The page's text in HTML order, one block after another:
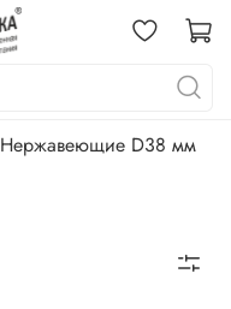
Нержавеющие D38 мм